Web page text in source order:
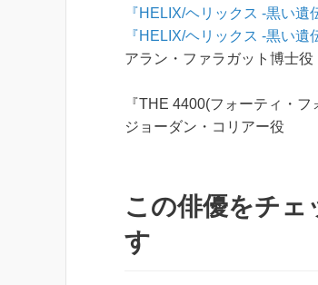
『HELIX/ヘリックス -黒い遺
『HELIX/ヘリックス -黒い遺
アラン・ファラガット博士役
『THE 4400(フォーティ・
ジョーダン・コリアー役
この俳優をチェ
す